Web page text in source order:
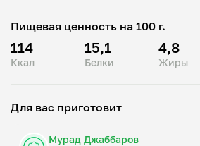
Пищевая ценность на 100 г.
114
Ккал
15,1
Белки
4,8
Жиры
Для вас приготовит
Мурад Джаббаров